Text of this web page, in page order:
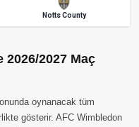
Notts County
2027 Maç
oynanacak tüm
gösterir. AFC Wimbledon